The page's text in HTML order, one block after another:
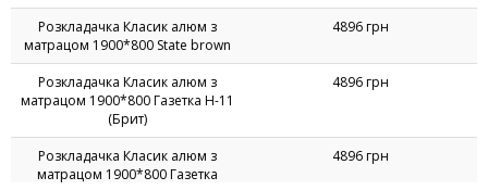
Розкладачка Класик алюм з
матрацом 1900*800 State brown
4896 грн
Розкладачка Класик алюм з
матрацом 1900*800 Газетка Н-11
(Брит)
4896 грн
Розкладачка Класик алюм з
матрацом 1900*800 Газетка
4896 грн